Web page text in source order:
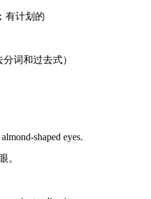
有计划的
词和过去式）
shaped eyes.
。